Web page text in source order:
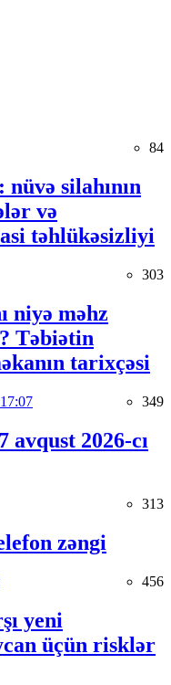
84
silahının
və
təhlükəsizliyi
303
niyə məhz
Təbiətin
tarixçəsi
349
avqust 2026-cı
313
zəngi
456
yeni
üçün risklər